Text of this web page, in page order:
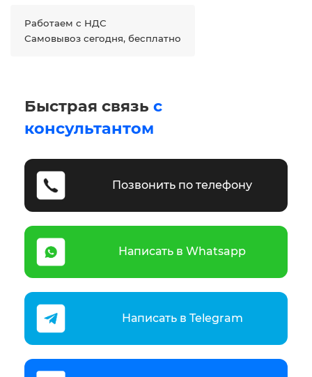
Работаем с НДС
Самовывоз сегодня, бесплатно
Быстрая связь с
консультантом
Позвонить по телефону
Написать в Whatsapp
Написать в Telegram